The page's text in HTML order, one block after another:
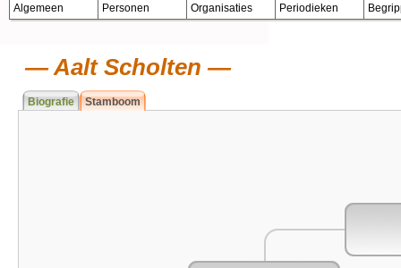
Algemeen Personen Organisaties Periodieken
Aalt Scholten
Biografie Stamboom